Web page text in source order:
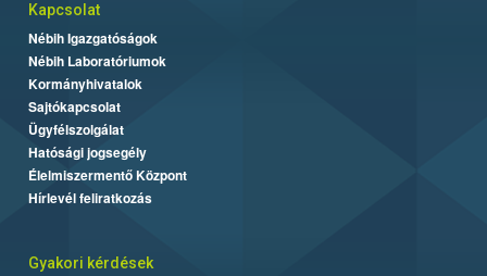
Kapcsolat
Nébih Igazgatóságok
Nébih Laboratóriumok
Kormányhivatalok
Sajtókapcsolat
Ügyfélszolgálat
Hatósági jogsegély
Élelmiszermentő Központ
Hírlevél feliratkozás
Gyakori kérdések